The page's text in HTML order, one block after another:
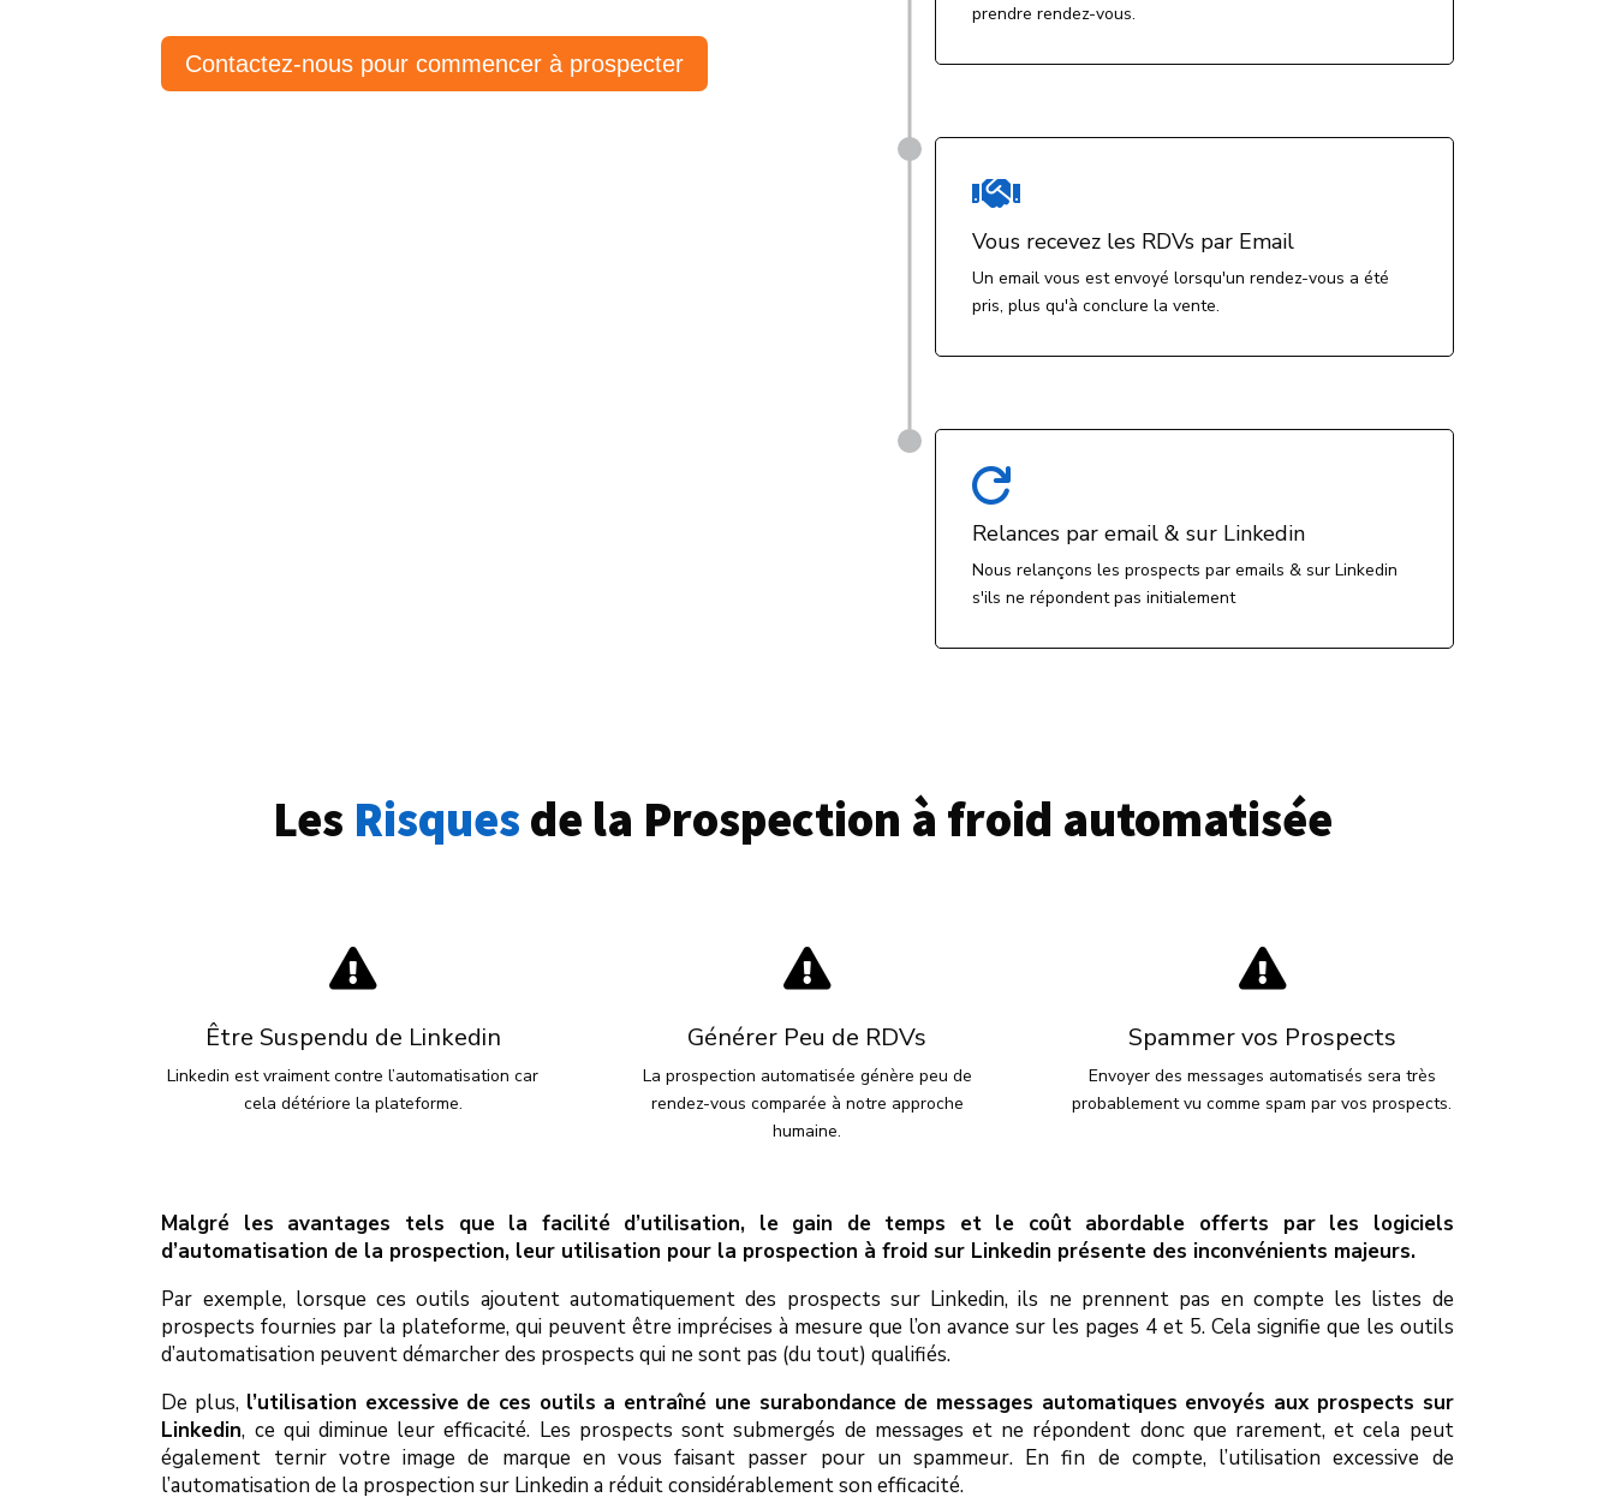
Contactez-nous pour commencer à prospecter
prendre rendez-vous.

Vous recevez les RDVs par Email
Un email vous est envoyé lorsqu'un rendez-vous a été
pris, plus qu'à conclure la vente.

Relances par email & sur Linkedin
Nous relançons les prospects par emails & sur Linkedin
s'ils ne répondent pas initialement
Les Risques de la Prospection à froid automatisée

Être Suspendu de Linkedin
Linkedin est vraiment contre l’automatisation car
cela détériore la plateforme.

Générer Peu de RDVs
La prospection automatisée génère peu de
rendez-vous comparée à notre approche
humaine.

Spammer vos Prospects
Envoyer des messages automatisés sera très
probablement vu comme spam par vos prospects.
Malgré les avantages tels que la facilité d’utilisation, le gain de temps et le coût abordable offerts par les logiciels
d’automatisation de la prospection, leur utilisation pour la prospection à froid sur Linkedin présente des inconvénients majeurs.
Par exemple, lorsque ces outils ajoutent automatiquement des prospects sur Linkedin, ils ne prennent pas en compte les listes de
prospects fournies par la plateforme, qui peuvent être imprécises à mesure que l’on avance sur les pages 4 et 5. Cela signifie que les outils
d’automatisation peuvent démarcher des prospects qui ne sont pas (du tout) qualifiés.
De plus, l’utilisation excessive de ces outils a entraîné une surabondance de messages automatiques envoyés aux prospects sur
Linkedin, ce qui diminue leur efficacité. Les prospects sont submergés de messages et ne répondent donc que rarement, et cela peut
également ternir votre image de marque en vous faisant passer pour un spammeur. En fin de compte, l’utilisation excessive de
l’automatisation de la prospection sur Linkedin a réduit considérablement son efficacité.